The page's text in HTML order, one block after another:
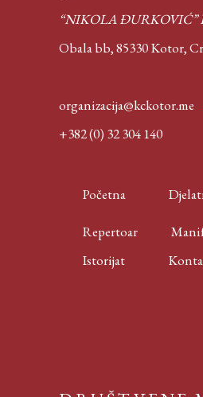
“NIKOLA ĐURKOVIĆ”
Obala bb, 85330 Kotor,
organizacija@kckotor.me
+382 (0) 32 304 140
Početna
Repertoar
Istorijat